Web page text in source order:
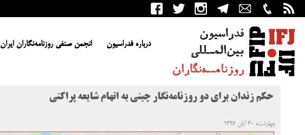
درباره فدراسیون انجمن صنفی روزنامه‌نگاران ایران
حکم زندان برای دو روزنامه‌نگار چینی به اتهام شایعه پراکنی
چهارشنبه ۳۰ آبان ۱۳۹۷